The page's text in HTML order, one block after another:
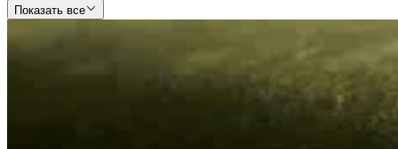
Показать все